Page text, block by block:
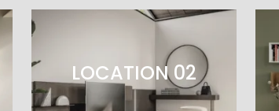
LOCATION 02